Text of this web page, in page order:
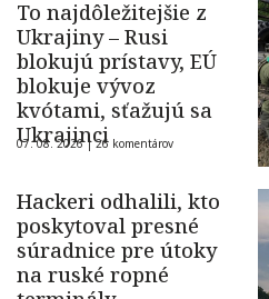
To najdôležitejšie z
Ukrajiny – Rusi
blokujú prístavy, EÚ
blokuje vývoz
kvótami, sťažujú sa
Ukrajinci
07. 08. 2026 |26 komentárov
Hackeri odhalili, kto
poskytoval presné
súradnice pre útoky
na ruské ropné